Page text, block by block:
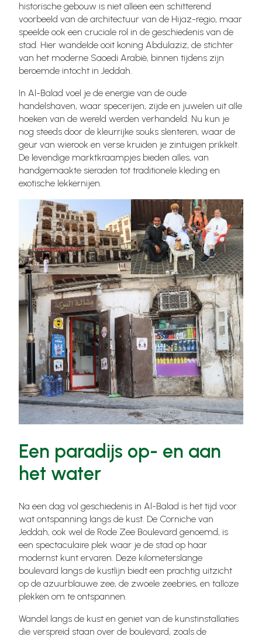
historische gebouw is niet alleen een schitterend
voorbeeld van de architectuur van de Hijaz-regio, maar
speelde ook een cruciale rol in de geschiedenis van de
stad. Hier wandelde ooit koning Abdulaziz, de stichter
van het moderne Saoedi Arabië, binnen tijdens zijn
beroemde intocht in Jeddah.
In Al-Balad voel je de energie van de oude
handelshaven, waar specerijen, zijde en juwelen uit alle
hoeken van de wereld werden verhandeld. Nu kun je
nog steeds door de kleurrijke souks slenteren, waar de
geur van wierook en verse kruiden je zintuigen prikkelt.
De levendige marktkraampjes bieden alles, van
handgemaakte sieraden tot traditionele kleding en
exotische lekkernijen.
Een paradijs op- en aan
het water
Na een dag vol geschiedenis in Al-Balad is het tijd voor
wat ontspanning langs de kust. De Corniche van
Jeddah, ook wel de Rode Zee Boulevard genoemd, is
een spectaculaire plek waar je de stad op haar
modernst kunt ervaren. Deze kilometerslange
boulevard langs de kustlijn biedt een prachtig uitzicht
op de azuurblauwe zee, de zwoele zeebries, en talloze
plekken om te ontspannen.
Wandel langs de kust en geniet van de kunstinstallaties
die verspreid staan over de boulevard, zoals de